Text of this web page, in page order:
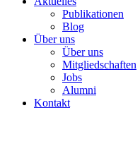
Publikationen
Blog
Über uns
Über uns
Mitgliedschaften
Jobs
Alumni
Kontakt